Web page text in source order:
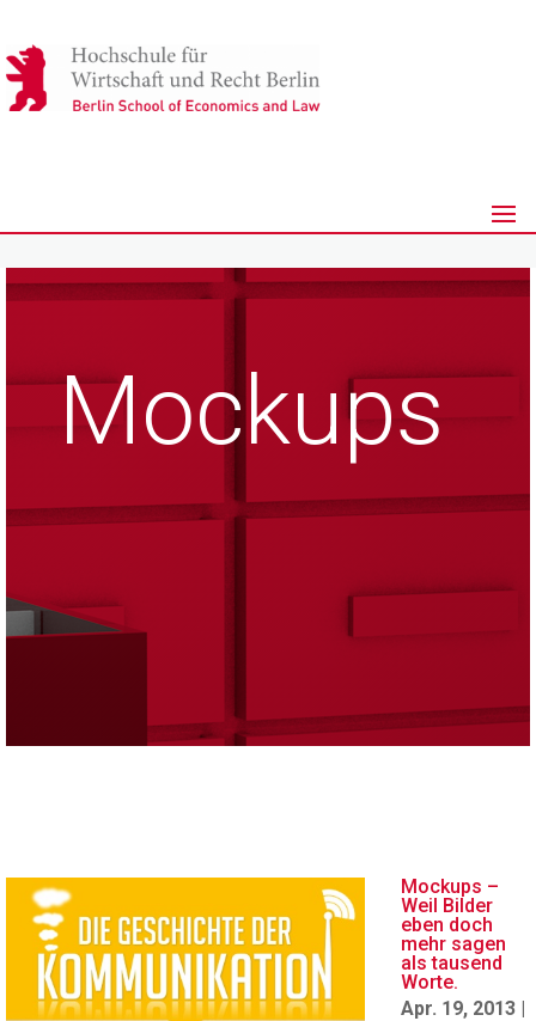
Mockups
Mockups –
Weil Bilder
eben doch
mehr sagen
als tausend
Worte.
Apr. 19, 2013 |